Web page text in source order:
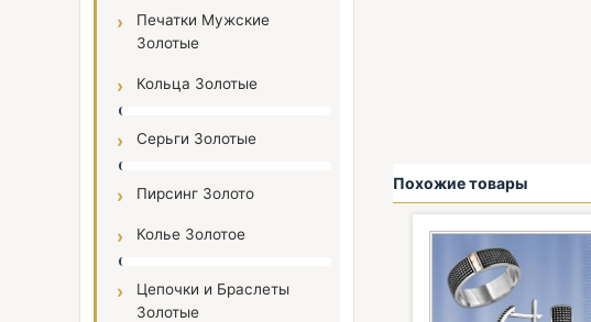
Печатки Мужские
Золотые
Кольца Золотые
Серьги Золотые
Пирсинг Золото
Колье Золотое
Цепочки и Браслеты
Золотые
Похожие товары